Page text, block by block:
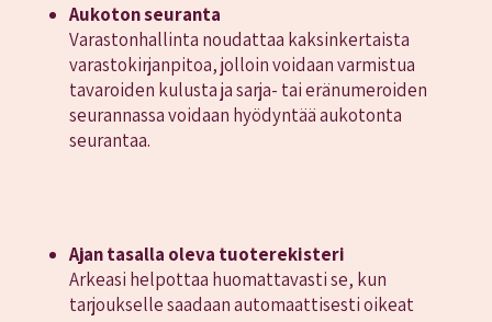
Aukoton seuranta
Varastonhallinta noudattaa kaksinkertaista
varastokirjanpitoa, jolloin voidaan varmistua
tavaroiden kulusta ja sarja- tai eränumeroiden
seurannassa voidaan hyödyntää aukotonta
seurantaa.
Ajan tasalla oleva tuoterekisteri
Arkeasi helpottaa huomattavasti se, kun
tarjoukselle saadaan automaattisesti oikeat